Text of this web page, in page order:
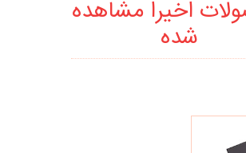
اخیرا مشاهده
شده